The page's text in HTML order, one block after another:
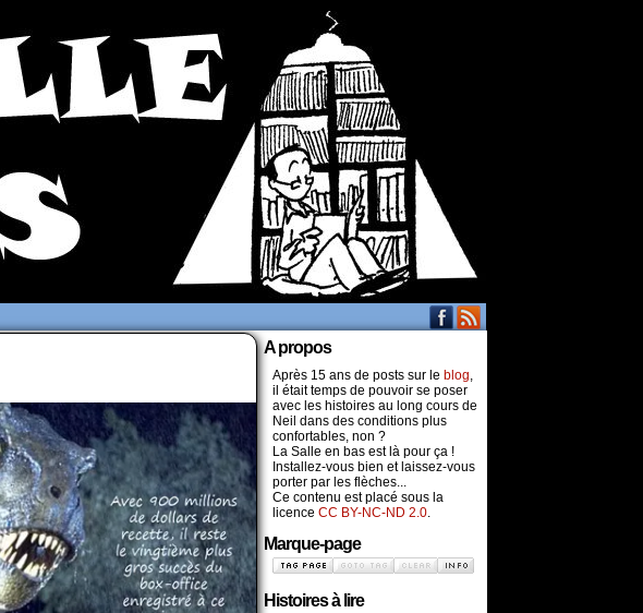
A propos
Après 15 ans de posts sur le blog,
il était temps de pouvoir se poser
avec les histoires au long cours de
Neil dans des conditions plus
confortables, non ?
La Salle en bas est là pour ça !
Installez-vous bien et laissez-vous
porter par les flèches...
Ce contenu est placé sous la
licence CC BY-NC-ND 2.0.
Marque-page
Histoires à lire